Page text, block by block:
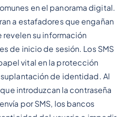
en el panorama digital.
a estafadores que engañan
revelen su información
de inicio de sesión. Los SMS
vital en la protección
de identidad. Al
introduzcan la contraseña
por SMS, los bancos